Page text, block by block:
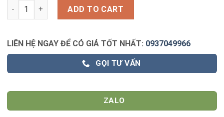
Máy Hút Mùi Fandi FD EAH70 quantity
ADD TO CART
LIÊN HỆ NGAY ĐỂ CÓ GIÁ TỐT NHẤT: 0937049966
GỌI TƯ VẤN
ZALO